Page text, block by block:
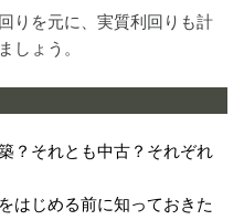
りを元に、実質利回りも計
しょう。
？それとも中古？それぞれ
はじめる前に知っておきた